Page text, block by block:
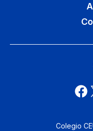
Colegio